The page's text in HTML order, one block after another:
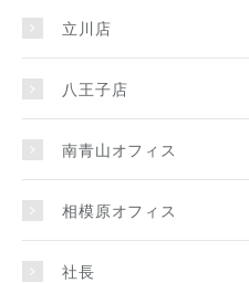
立川店
八王子店
南青山オフィス
相模原オフィス
社長